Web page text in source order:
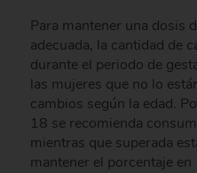
Para mantener una dosis
adecuada, la cantidad de
durante el periodo de
las mujeres que no lo
cambios según la edad.
18 se recomienda
mientras que superada
mantener el porcentaje